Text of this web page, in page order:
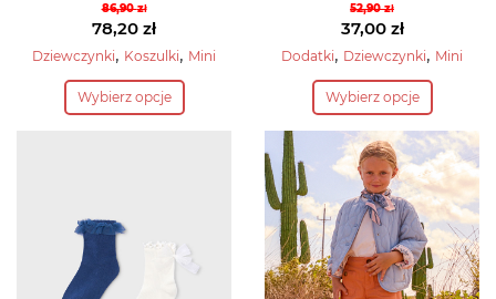
86,90zł
Pierwotna
cena
wynosiła:
86,90 zł.
78,20 zł
Aktualna
cena
wynosi:
Dziewczynki, Koszulki, Mini
Wybierz opcje
Ten
produkt
Opcje
można
52,90zł
Pierwotna
cena
wynosiła:
52,90 zł.
37,00 zł
Aktualna
cena
wynosi:
Dodatki, Dziewczynki, Mini
Wybierz opcje
Ten
produkt
ma
wiele
wariantów.
Opcje
można
wybrać